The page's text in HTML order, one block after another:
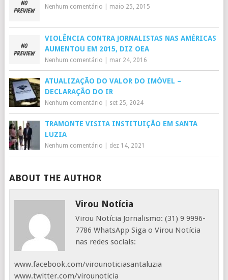
Nenhum comentário maio 25, 2015
VIOLÊNCIA CONTRA JORNALISTAS NAS AMÉRICAS
AUMENTOU EM 2015, DIZ OEA
Nenhum comentário mar 24, 2016
ATUALIZAÇÃO DO VALOR DO IMÓVEL –
DECLARAÇÃO DO IR
Nenhum comentário set 25, 2024
TRAMONTE VISITA INSTITUIÇÃO EM SANTA
LUZIA
Nenhum comentário dez 14, 2021
ABOUT THE AUTHOR
Virou Notícia
Virou Notícia Jornalismo: (31) 9 9996-
7786 WhatsApp Siga o Virou Notícia
nas redes sociais:
www.facebook.com/virounoticiasantaluzia
www.twitter.com/virounoticia